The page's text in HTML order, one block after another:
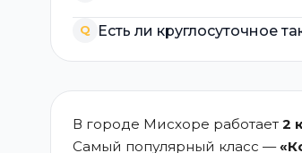
Q Есть ли круглосуточное
В городе Мисхоре работает 2
Самый популярный класс —